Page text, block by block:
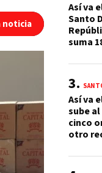
noticia
noticia
Así va
Santo
suma
Así va
sube
cinco
otro